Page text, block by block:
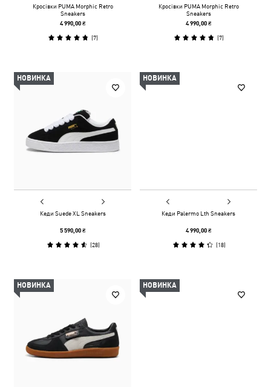
Кросівки PUMA Morphic Retro
Sneakers
4 990,00 ₴
(7)
Кросівки PUMA Morphic Retro
Sneakers
4 990,00 ₴
(7)
НОВИНКА
Кеди Suede XL Sneakers
5 590,00 ₴
(28)
НОВИНКА
Кеди Palermo Lth Sneakers
4 990,00 ₴
(18)
НОВИНКА НОВИНКА